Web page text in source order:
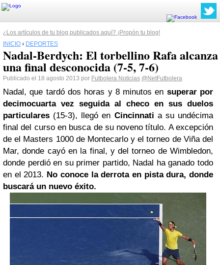
¿Los artículos de tu blog publicados aquí? ¡Propón tu blog!
INICIO › DEPORTES
Nadal-Berdych: El torbellino Rafa alcanza
una final desconocida (7-5, 7-6)
Publicado el 18 agosto 2013 por Futbolera Noticias @NetFutbolera
Nadal, que tardó dos horas y 8 minutos en superar por
decimocuarta vez seguida al checo en sus duelos
particulares (15-3), llegó en Cincinnati a su undécima
final del curso en busca de su noveno título. A excepción
de el Masters 1000 de Montecarlo y el torneo de Viña del
Mar, donde cayó en la final, y del torneo de Wimbledon,
donde perdió en su primer partido, Nadal ha ganado todo
en el 2013. No conoce la derrota en pista dura, donde
buscará un nuevo éxito.